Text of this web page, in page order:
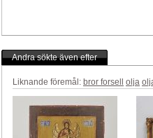
Andra sökte även efter
Liknande föremål: bror forsell olja